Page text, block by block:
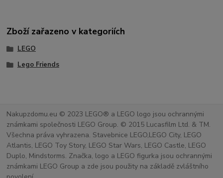
Zboží zařazeno v kategoriích
LEGO
Lego Friends
Nakupzdomu.eu © 2023 LEGO® a LEGO logo jsou ochrannými
známkami společnosti LEGO Group. © 2015 Lucasfilm Ltd. & TM.
Všechna práva vyhrazena. Stavebnice LEGO,LEGO City, LEGO
Atlantis, LEGO Toy Story, LEGO Star Wars, LEGO Castle, LEGO
Duplo, Mindstorms. Značka, logo a LEGO figurka jsou ochrannými
známkami LEGO Group a zde jsou použity na základě zvláštního